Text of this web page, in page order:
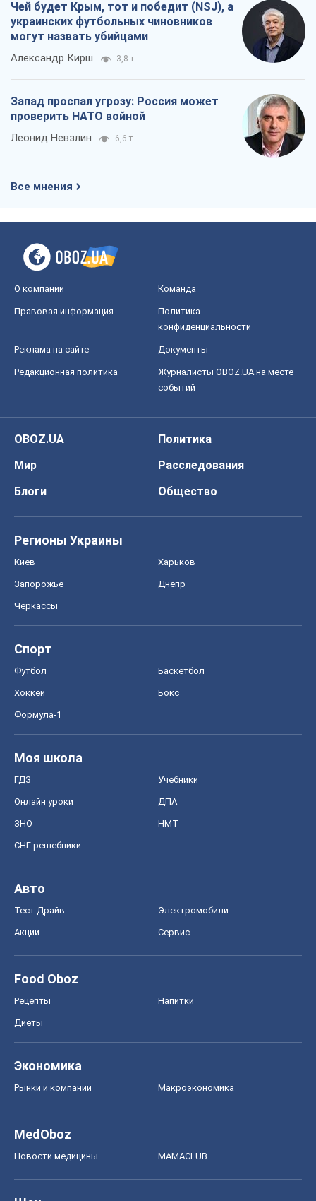
Чей будет Крым, тот и победит (NSJ), а
украинских футбольных чиновников
могут назвать убийцами
Александр Кирш 3,8 т.
Запад проспал угрозу: Россия может
проверить НАТО войной
Леонид Невзлин 6,6 т.
Все мнения
О компании Команда
Правовая информация
Политика
конфиденциальности
Реклама на сайте Документы
Редакционная политика
Журналисты OBOZ.UA на месте
событий
OBOZ.UA
Политика
Мир
Расследования
Блоги
Общество
Регионы Украины
Киев Харьков
Запорожье Днепр
Черкассы
Спорт
Футбол Баскетбол
Хоккей Бокс
Формула-1
Моя школа
ГДЗ Учебники
Онлайн уроки ДПА
ЗНО НМТ
СНГ решебники
Авто
Тест Драйв Электромобили
Акции Сервис
Food Oboz
Рецепты Напитки
Диеты
Экономика
Рынки и компании Mакроэкономика
MedOboz
Новости медицины MAMACLUB